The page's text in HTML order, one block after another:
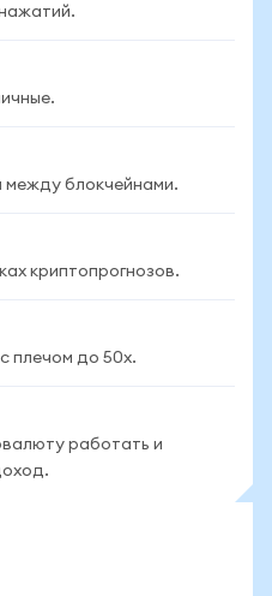
между блокчейнами.
криптопрогнозов.
плечом до 50x.
работать и